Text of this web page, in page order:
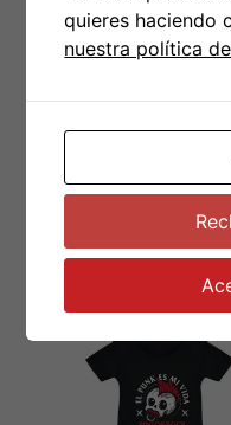
Girona Body
negro bebé
€15.00
Seleccionar
quieres haciendo
nuestra política